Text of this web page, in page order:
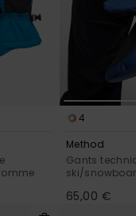
4
Method
Gants
ski/
65,00 €